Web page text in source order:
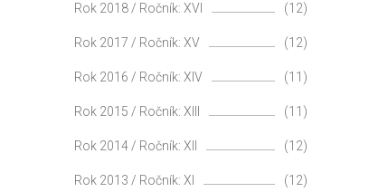
Rok 2018 / Ročník: XVI (12)
Rok 2017 / Ročník: XV (12)
Rok 2016 / Ročník: XIV (11)
Rok 2015 / Ročník: XIII (11)
Rok 2014 / Ročník: XII (12)
Rok 2013 / Ročník: XI (12)